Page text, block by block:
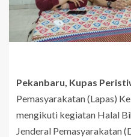
Pekanbaru, Kupas
Pemasyarakatan (Lapas)
mengikuti kegiatan Halal
Jenderal Pemasyarakatan